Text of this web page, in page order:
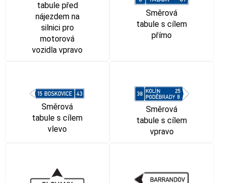
tabule před
nájezdem na
silnici pro
motorová
vozidla vpravo
Směrová
tabule s cílem
přímo
Směrová
tabule s cílem
vlevo
Směrová
tabule s cílem
vpravo